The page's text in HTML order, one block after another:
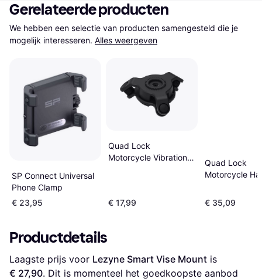
Gerelateerde producten
We hebben een selectie van producten samengesteld die je
mogelijk interesseren. Alles weergeven
SP Connect Universal
Phone Clamp
€ 23,95
Quad Lock
Motorcycle Vibration
€ 17,99
Quad Lock
Motorcycle
€ 35,09
Productdetails
Laagste prijs voor Lezyne Smart Vise Mount
€ 27,90. Dit is momenteel het goedkoopste aanbod